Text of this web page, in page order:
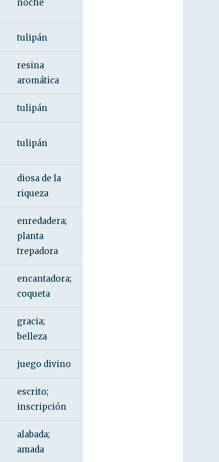
noche
tulipán
resina
aromática
tulipán
tulipán
diosa de la
riqueza
enredadera;
planta
trepadora
encantadora;
coqueta
gracia;
belleza
juego divino
escrito;
inscripción
alabada;
amada